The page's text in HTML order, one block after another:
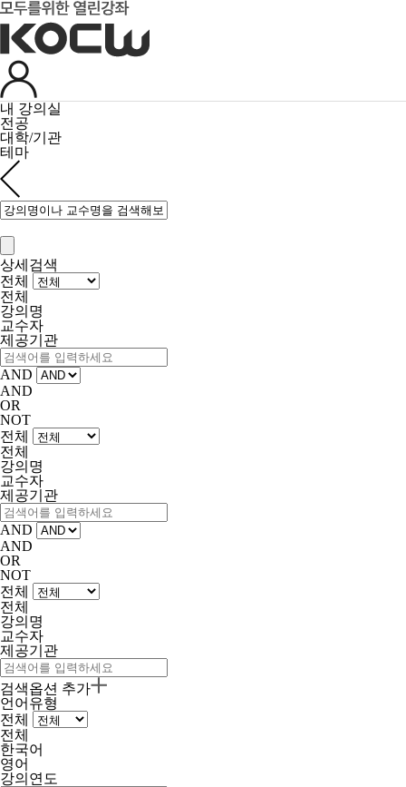
내 강의실
전공
대학/기관
테마
상세검색
전체
전체
강의명
교수자
제공기관
AND
AND
OR
NOT
전체
전체
강의명
교수자
제공기관
AND
AND
OR
NOT
전체
전체
강의명
교수자
제공기관
검색옵션 추가
언어유형
전체
전체
한국어
영어
강의연도